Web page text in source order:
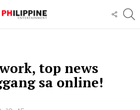
top news
sa online!